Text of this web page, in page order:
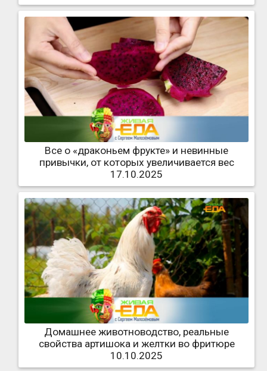
Все о «драконьем фрукте» и невинные
привычки, от которых увеличивается вес
17.10.2025
Домашнее животноводство, реальные
свойства артишока и желтки во фритюре
10.10.2025